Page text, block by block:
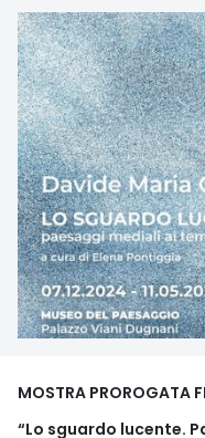
MOSTRA PROROGATA
“Lo sguardo lucente.